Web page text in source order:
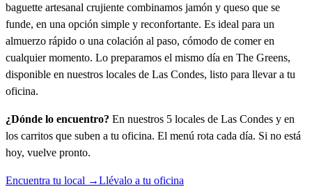
baguette artesanal crujiente combinamos jamón y queso que se
funde, en una opción simple y reconfortante. Es ideal para un
almuerzo rápido o una colación al paso, cómodo de comer en
cualquier momento. Lo preparamos el mismo día en The Greens,
disponible en nuestros locales de Las Condes, listo para llevar a tu
oficina.
¿Dónde lo encuentro? En nuestros 5 locales de Las Condes y en
los carritos que suben a tu oficina. El menú rota cada día. Si no está
hoy, vuelve pronto.
Encuentra tu local →Llévalo a tu oficina